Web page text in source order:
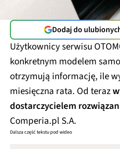
Dodaj do
Użytkownicy serwisu
konkretnym modelem
otrzymują informację, ile
miesięczna rata. Od teraz
dostarczycielem
Comperia.pl S.A.
Dalsza część tekstu pod wideo